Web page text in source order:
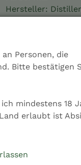
Personen, die
Bitte bestätigen
mindestens 18
erlaubt ist
Hersteller:
Menge
IN DEN